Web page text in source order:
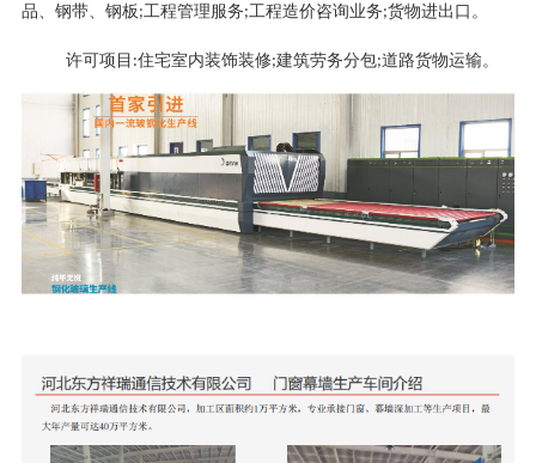
品、钢带、钢板 ;工程管理服务;工程造价咨询业务;货物进出口。
许可项目 :住宅室内装饰装修;建筑劳务分包;道路货物运输。